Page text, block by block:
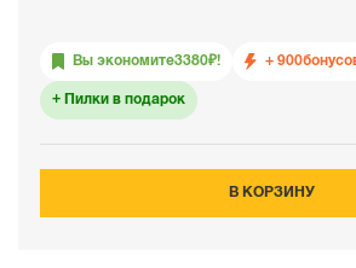
Вы экономите3380₽! + 900
Пилки в подарок
В КОРЗИНУ